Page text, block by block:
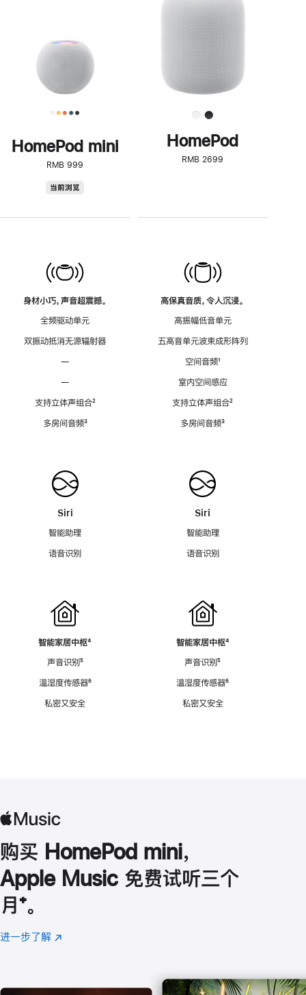
HomePod mini
RMB 999
当前浏览
身材小巧，声音超震撼。
全频驱动单元
双振动抵消无源辐射器
—
—
支持立体声组合脚
²
多房间音频脚
³
Siri
智能助理
语音识别
智能家居中枢脚
⁴
声音识别脚
⁵
温湿度传感器脚
⁶
私密又安全
了
解
HomePod<
HomePod
RMB 2699
高保真音质，令人沉浸。
高振幅低音单元
五高音单元波束成形阵列
空间音频脚
¹
室内空间感应
支持立体声组合脚
²
多房间音频脚
³
Siri
智能助理
语音识别
智能家居中枢脚
⁴
声音识别脚
⁵
温湿度传感器脚
⁶
私密又安全
购买 HomePod mini，
Apple Music 免费试听三个
月 脚
注
⁺。
进一步了解 Apple
(在
口